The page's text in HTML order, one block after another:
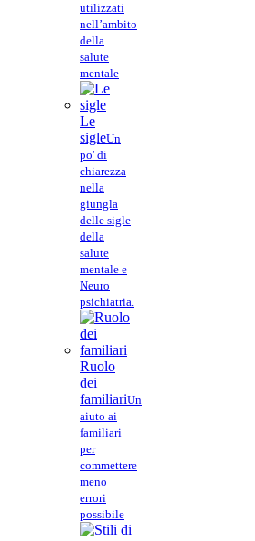
utilizzati
nell’ambito
della
salute
mentale
Le
sigleUn
po' di
chiarezza
nella
giungla
delle sigle
della
salute
mentale e
Neuro
psichiatria.
Ruolo
dei
familiariUn
aiuto ai
familiari
per
commettere
meno
errori
possibile